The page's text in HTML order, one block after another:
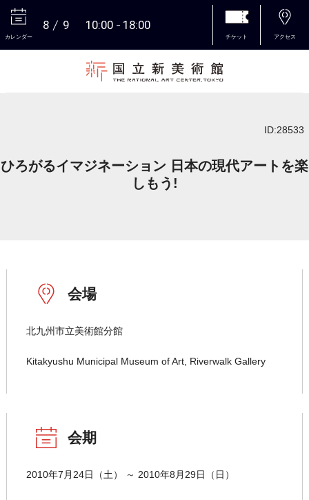
カレンダー
8 9 10:00 18:00
チケット アクセス
ID:28533
ひろがるイマジネーション 日本の現代アートを楽
しもう!
会場
北九州市立美術館分館
Kitakyushu Municipal Museum of Art, Riverwalk Gallery
会期
2010年7月24日（土） ～ 2010年8月29日（日）